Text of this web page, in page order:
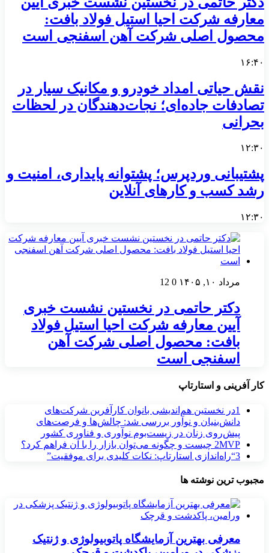
معارفه شرکت احیا استیل فولاد بافت:
محصول اصلی شرکت آهن اسفنجی است
۱۶:۴۰
نقش حیاتی امداد خودرو و مکانیک سیار در
تصادفات جاده‌ای؛ نجات‌دهندگان در لحظات
بحرانی
۱۲:۳۰
پشتیبانی وردپرس؛ پشتوانه پایداری، امنیت و
رشد کسب‌ و کارهای آنلاین
۱۲:۳۰
مرداد ۱۰, ۱۴۰۵ 0
12
دکتر حاتمی در نخستین نشست خبری
آیین معارفه شرکت احیا استیل فولاد
بافت: محصول اصلی شرکت آهن
اسفنجی است
کار آفرینی و استارتاپ
1در نخستین هم‌اندیشی بانوان کارآفرین شرکت‌های
دانش‌بنیان و نوآور بررسی شد: چالش‌ها و فرصت‌های
پیش‌روی زنان در زیست‌بوم نوآوری و فناوری کشور
2MVP چیست و چگونه می‌توان بازار را با آن فراهم کرد؟
3“راه‌اندازی استارتاپ: نکات کلیدی برای موفقیت”
مجبوب ترین نوشته ها
معرفی بهترین آزمایشگاه پاتوبیولوژی و ژنتیک